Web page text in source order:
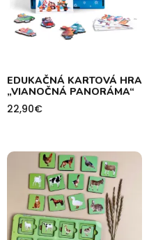
EDUKAČNÁ KARTOVÁ HRA
„VIANOČNÁ PANORÁMA“
22,90€